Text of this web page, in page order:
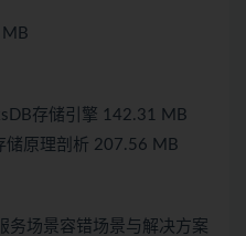
MB
存储引擎 142.31 MB
储原理剖析 207.56 MB
务场景容错场景与解决方案